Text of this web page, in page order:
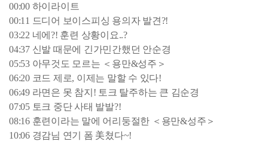
00:00 하이라이트
00:11 드디어 보이스피싱 용의자 발견?!
03:22 네에?! 훈련 상황이요..?
04:37 신발 때문에 긴가민간했던 안순경
05:53 아무것도 모르는 ＜용만&성주＞
06:20 코드 제로, 이제는 말할 수 있다!
06:49 라면은 못 참지! 토크 탈주하는 큰 김순경
07:05 토크 중단 사태 발발?!
08:16 훈련이라는 말에 어리둥절한 ＜용만&성주＞
10:06 경감님 연기 폼 美쳤다~!